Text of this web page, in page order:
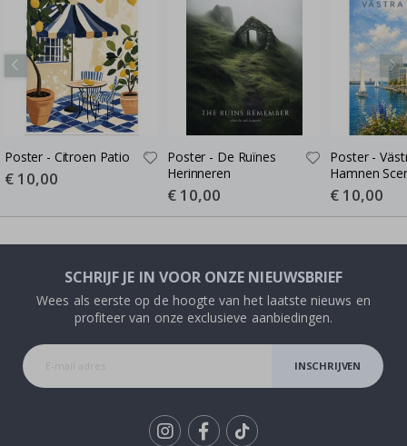
Poster - Citroen Patio
Special
Price
€ 10,00
Poster - De Ruïnes
Herinneren
Special
Price
€ 10,00
Poster -
Hamnen
Special
Price
€ 10,00
SCHRIJF JE IN VOOR ONZE NIEUWSBRIEF
Wees als eerste op de hoogte van het laatste nieuws en
profiteer van onze exclusieve aanbiedingen.
INSCHRIJVEN